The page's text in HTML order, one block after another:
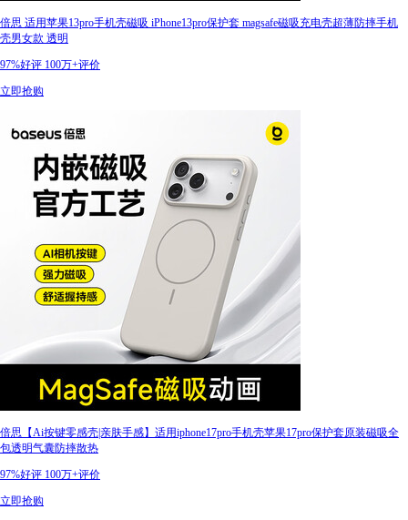
倍思 适用苹果13pro手机壳磁吸 iPhone13pro保护套 magsafe磁吸充电壳超薄防摔手机
壳男女款 透明
97%好评 100万+评价
立即抢购
倍思【Ai按键零感壳|亲肤手感】适用iphone17pro手机壳苹果17pro保护套原装磁吸全
包透明气囊防摔散热
97%好评 100万+评价
立即抢购